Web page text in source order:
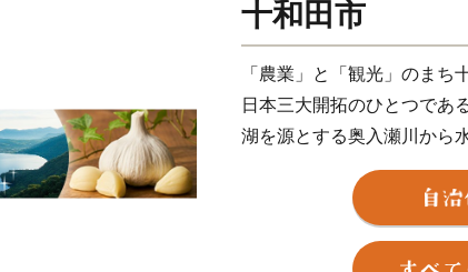
十和田市
「農業」と「観光」のまち
日本三大開拓のひとつであ
湖を源とする奥入瀬川から
東北有数の農畜産物の生産
か、米、牛肉、豚肉やその
焼き、奥入瀬川の伏流水を